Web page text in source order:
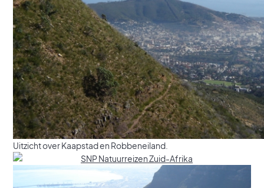
Uitzicht over Kaapstad en Robbeneiland.